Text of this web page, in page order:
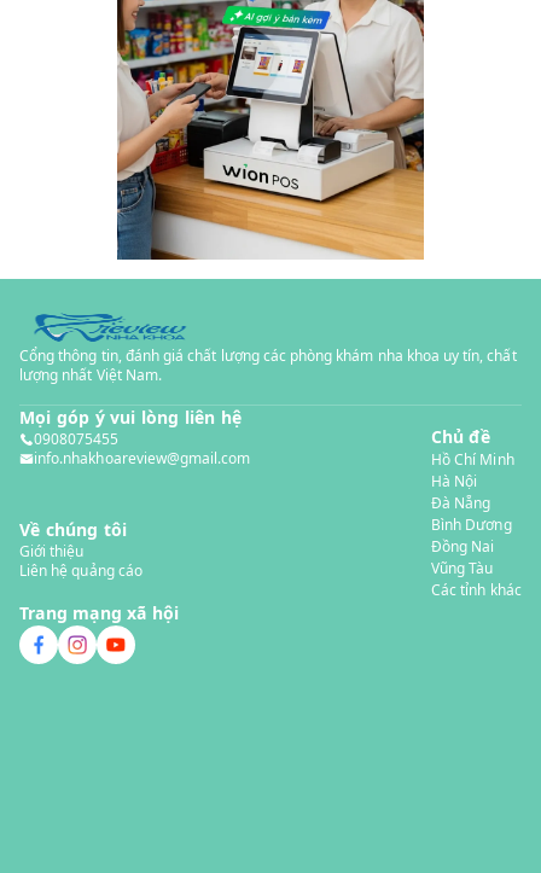
Cổng thông tin, đánh giá chất lượng các phòng khám nha khoa uy tín, chất
lượng nhất Việt Nam.
Mọi góp ý vui lòng liên hệ
0908075455
info.nhakhoareview@gmail.com
Về chúng tôi
Giới thiệu
Liên hệ quảng cáo
Trang mạng xã hội
Chủ đề
Hồ Chí Minh
Hà Nội
Đà Nẵng
Bình Dương
Đồng Nai
Vũng Tàu
Các tỉnh khác